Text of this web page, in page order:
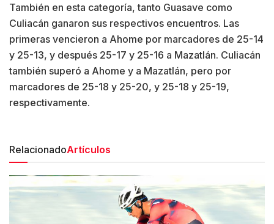
También en esta categoría, tanto Guasave como
Culiacán ganaron sus respectivos encuentros. Las
primeras vencieron a Ahome por marcadores de 25-14
y 25-13, y después 25-17 y 25-16 a Mazatlán. Culiacán
también superó a Ahome y a Mazatlán, pero por
marcadores de 25-18 y 25-20, y 25-18 y 25-19,
respectivamente.
RelacionadoArtículos